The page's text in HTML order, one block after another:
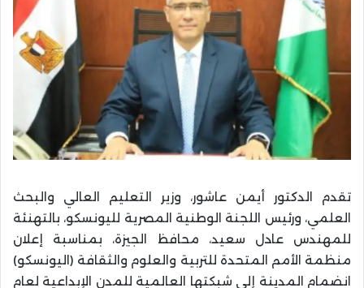
تقدم الدكتور أيمن عاشور، وزير التعليم العالي والبحث
العلمي، ورئيس اللجنة الوطنية المصرية لليونسكو، بالتهنئة
للمهندس عادل سعيد، محافظ الجيزة، بمناسبة إعلان
منظمة الأمم المتحدة للتربية والعلوم والثقافة (اليونسكو)
انضمام المدينة إلى شبكتها العالمية للمدن الإبداعية لعام